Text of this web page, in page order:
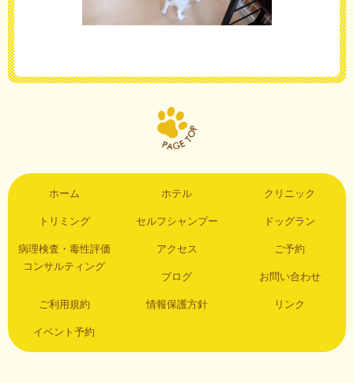
ホーム ホテル クリニック
トリミング セルフシャンプー ドッグラン
病理検査・毒性評価
コンサルティング
アクセス ご予約
ブログ お問い合わせ
ご利用規約 情報保護方針 リンク
イベント予約